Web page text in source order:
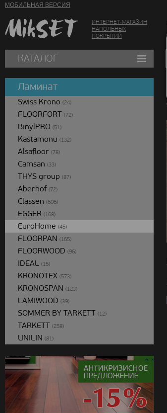
МОБИЛЬНАЯ ВЕРСИЯ
ИНТЕРНЕТ-МАГАЗИН
НАПОЛЬНЫХ
ПОКРЫТИЙ
КАТАЛОГ
Ламинат
Swiss Krono (24)
FLOORFORT (72)
BinylPRO (51)
Kastamonu (132)
Alsafloor (78)
Camsan (33)
THYS group (87)
Aberhof (72)
Classen (606)
EGGER (168)
EuroHome (45)
FLOORPAN (165)
FLOORWOOD (96)
IDEAL (15)
KRONOTEX (573)
KRONOSPAN (123)
LAMIWOOD (39)
SOMMER BY TARKETT (12)
TARKETT (258)
UNILIN (81)